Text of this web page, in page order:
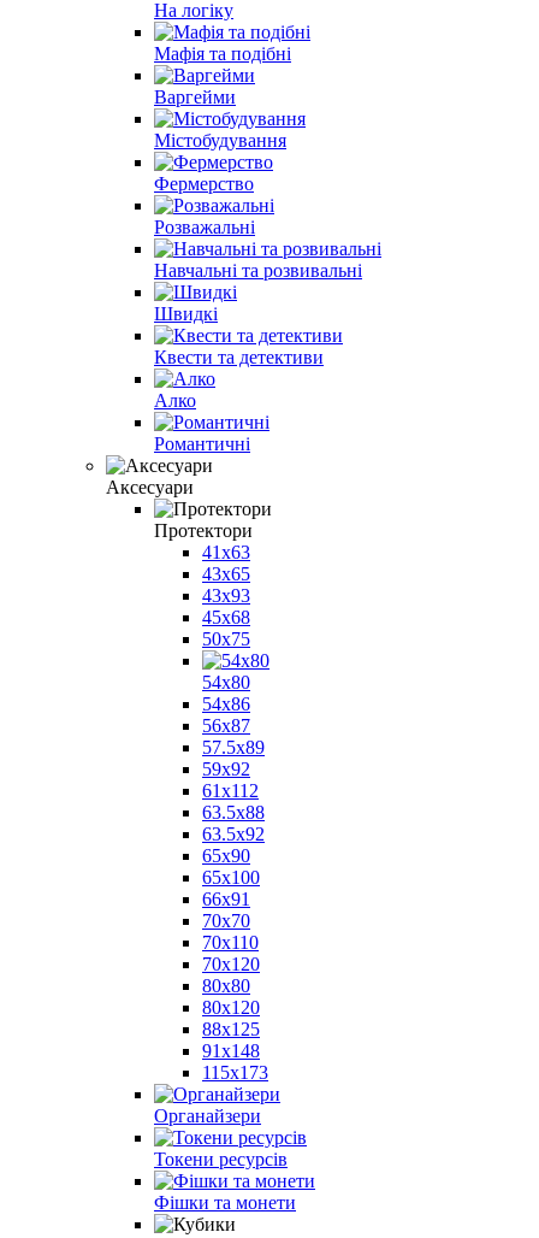
На логіку
Мафія та подібні
Варгейми
Містобудування
Фермерство
Розважальні
Навчальні та розвивальні
Швидкі
Квести та детективи
Алко
Романтичні
Аксесуари
Протектори
41x63
43х65
43x93
45x68
50x75
54х80
54x86
56x87
57.5x89
59x92
61x112
63.5x88
63.5x92
65x90
65x100
66x91
70x70
70x110
70x120
80x80
80x120
88x125
91x148
115x173
Органайзери
Токени ресурсів
Фішки та монети